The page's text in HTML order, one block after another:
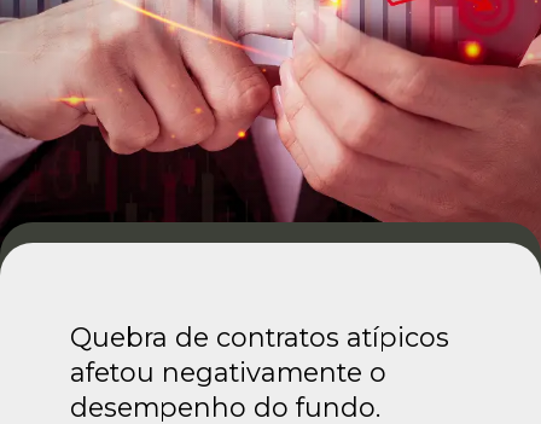
Quebra de contratos atípicos
afetou negativamente o
desempenho do fundo.